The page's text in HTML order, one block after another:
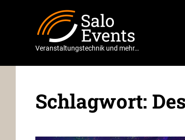
Veranstaltungstechnik und mehr…
Schlagwort: